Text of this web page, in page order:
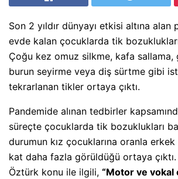
Son 2 yıldır dünyayı etkisi altına alan
evde kalan çocuklarda tik
Çoğu kez omuz silkme, kafa sallama,
burun seyirme veya diş sürtme gibi
tekrarlanan tikler ortaya çıktı.
Pandemide alınan tedbirler
süreçte çocuklarda tik bozuklukları
durumun kız çocuklarına oranla
kat daha fazla görüldüğü ortaya
Öztürk konu ile ilgili, “Motor ve vokal